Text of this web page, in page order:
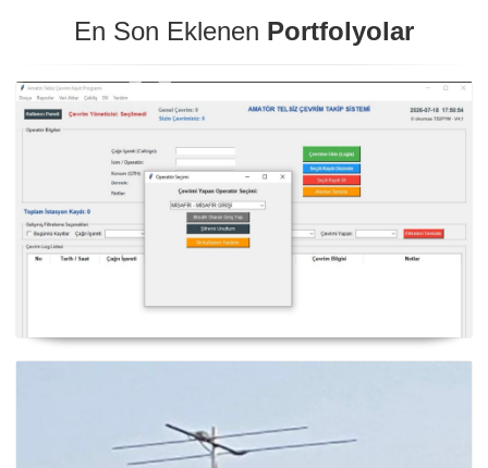
En Son Eklenen Portfolyolar
NexQso Telsiz Çevrim Kayıt Programı Güncelleme